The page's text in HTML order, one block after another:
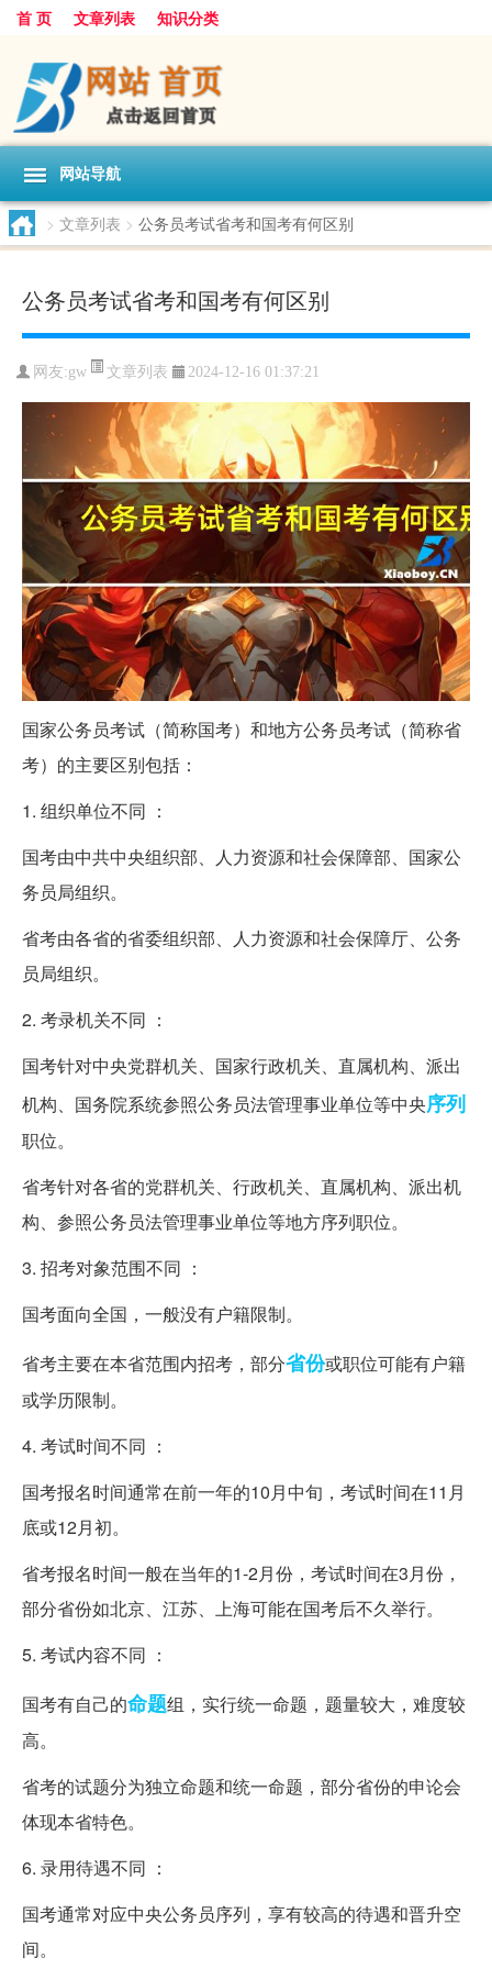
首 页 文章列表 知识分类
网站导航
> 文章列表 > 公务员考试省考和国考有何区别
公务员考试省考和国考有何区别
网友:gw 文章列表 2024-12-16 01:37:21
国家公务员考试（简称国考）和地方公务员考试（简称省
考）的主要区别包括：
1. 组织单位不同 ：
国考由中共中央组织部、人力资源和社会保障部、国家公
务员局组织。
省考由各省的省委组织部、人力资源和社会保障厅、公务
员局组织。
2. 考录机关不同 ：
国考针对中央党群机关、国家行政机关、直属机构、派出
机构、国务院系统参照公务员法管理事业单位等中央序列
职位。
省考针对各省的党群机关、行政机关、直属机构、派出机
构、参照公务员法管理事业单位等地方序列职位。
3. 招考对象范围不同 ：
国考面向全国，一般没有户籍限制。
省考主要在本省范围内招考，部分省份或职位可能有户籍
或学历限制。
4. 考试时间不同 ：
国考报名时间通常在前一年的10月中旬，考试时间在11月
底或12月初。
省考报名时间一般在当年的1-2月份，考试时间在3月份，
部分省份如北京、江苏、上海可能在国考后不久举行。
5. 考试内容不同 ：
国考有自己的命题组，实行统一命题，题量较大，难度较
高。
省考的试题分为独立命题和统一命题，部分省份的申论会
体现本省特色。
6. 录用待遇不同 ：
国考通常对应中央公务员序列，享有较高的待遇和晋升空
间。